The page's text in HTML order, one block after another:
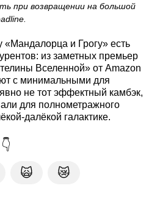
при возвращении на большой
и Грогу» есть
из заметных премьер
Вселенной» от Amazon
с минимальными для
не тот эффектный камбэк,
для полнометражного
далёкой галактике.
🙀 😿